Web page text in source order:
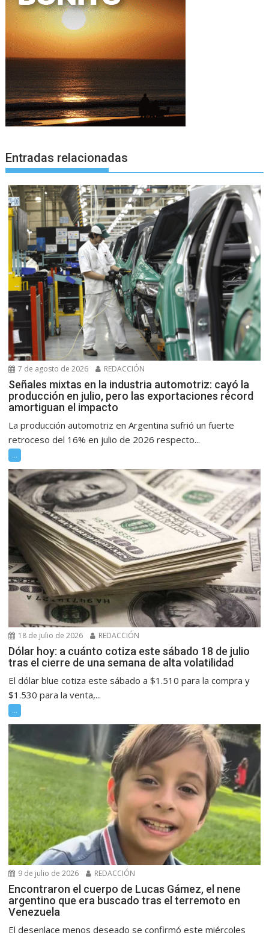
Entradas relacionadas
7 de agosto de 2026 REDACCIÓN
Señales mixtas en la industria automotriz: cayó la
producción en julio, pero las exportaciones récord
amortiguan el impacto
La producción automotriz en Argentina sufrió un fuerte
retroceso del 16% en julio de 2026 respecto...
18 de julio de 2026 REDACCIÓN
Dólar hoy: a cuánto cotiza este sábado 18 de julio
tras el cierre de una semana de alta volatilidad
El dólar blue cotiza este sábado a $1.510 para la compra y
$1.530 para la venta,...
9 de julio de 2026 REDACCIÓN
Encontraron el cuerpo de Lucas Gámez, el nene
argentino que era buscado tras el terremoto en
Venezuela
El desenlace menos deseado se confirmó este miércoles